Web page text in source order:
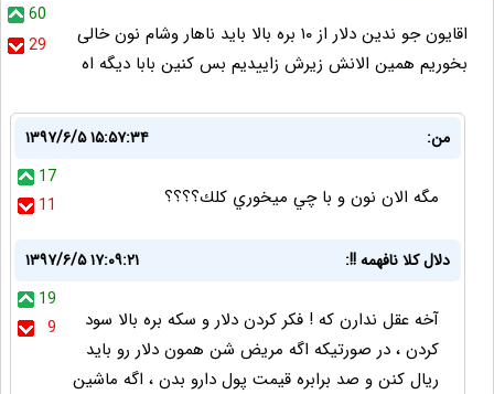
60
29
اقایون جو ندین دلار از ۱۰ بره بالا باید ناهار وشام نون خالی
بخوریم همین الانش زیرش زاییدیم بس کنین بابا دیگه اه
من:
۱۳۹۷/۶/۵ ۱۵:۵۷:۳۴
17
11
مگه الان نون و با چي ميخوري كلك؟؟؟؟
دلال کلا نافهمه !!:
۱۳۹۷/۶/۵ ۱۷:۰۹:۲۱
19
9
آخه عقل ندارن که ! فکر کردن دلار و سکه بره بالا سود
کردن ، در صورتیکه اگه مریض شن همون دلار رو باید
ریال کنن و صد برابره قیمت پول دارو بدن ، اگه ماشین